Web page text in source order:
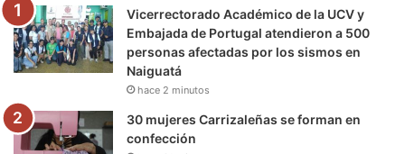
o
k
r
e
r
a
a
m
Vicerrectorado Académico de la UCV y
Embajada de Portugal atendieron a 500
personas afectadas por los sismos en
Naiguatá
hace 2 minutos
30 mujeres Carrizaleñas se forman en
confección